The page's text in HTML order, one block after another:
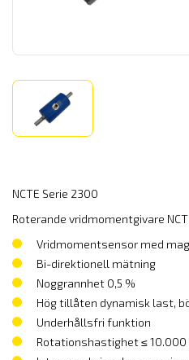
NCTE Serie 2300
Roterande vridmomentgivare
Vridmomentsensor med
Bi-direktionell mätning
Noggrannhet 0,5 %
Hög tillåten dynamisk last,
Underhållsfri funktion
Rotationshastighet ≤ 10.000